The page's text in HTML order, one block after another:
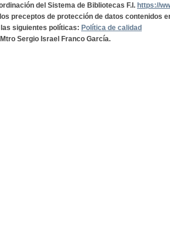
del Sistema de Bibliotecas F.I. https://
preceptos de protección de datos contenidos
siguientes políticas: Política de calidad
Sergio Israel Franco García.